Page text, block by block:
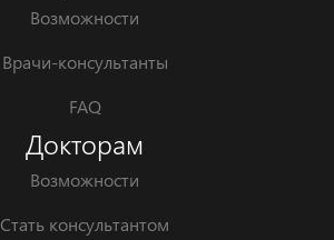
Возможности
Врачи-консультанты
FAQ
Докторам
Возможности
Стать консультантом